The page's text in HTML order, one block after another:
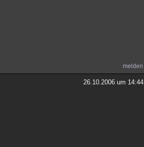
melden
26.10.2006 um 14:44